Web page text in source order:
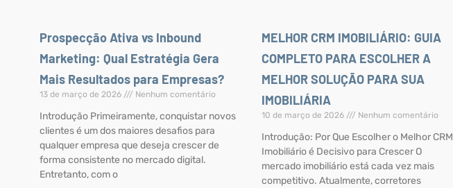
Prospecção Ativa vs Inbound
Marketing: Qual Estratégia Gera
Mais Resultados para Empresas?
13 de março de 2026 Nenhum comentário
Introdução Primeiramente, conquistar novos
clientes é um dos maiores desafios para
qualquer empresa que deseja crescer de
forma consistente no mercado digital.
Entretanto, com o
MELHOR CRM IMOBILIÁRIO: GUIA
COMPLETO PARA ESCOLHER A
MELHOR SOLUÇÃO PARA SUA
IMOBILIÁRIA
10 de março de 2026 Nenhum comentário
Introdução: Por Que Escolher o Melhor CRM
Imobiliário é Decisivo para Crescer O
mercado imobiliário está cada vez mais
competitivo. Atualmente, corretores